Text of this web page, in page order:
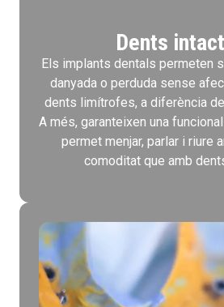
Dents
Els implants dentals permeten
danyada o perduda sense
dents limítrofes, a diferència
A més, garanteixen una
permet menjar, parlar i riure
comoditat que amb